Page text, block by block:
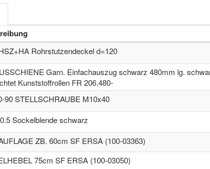
Rohrstutzendeckel d=120
Garn. Einfachauszug schwarz 480mm lg.
Kunststoffrollen FR 206.480-
90 STELLSCHRAUBE M10x40
Sockelblende schwarz
ZB. 60cm SF ERSA (100-03363)
75cm SF ERSA (100-03050)